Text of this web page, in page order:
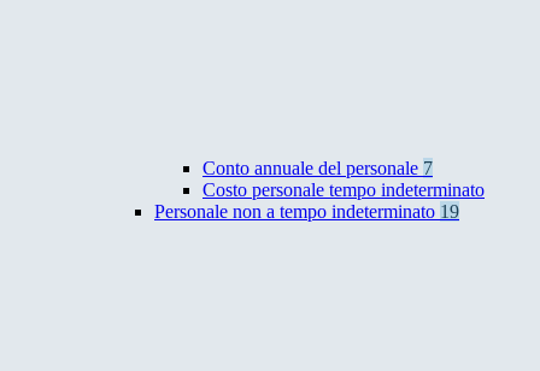
Conto annuale del personale 7
Costo personale tempo indeterminato
Personale non a tempo indeterminato 19